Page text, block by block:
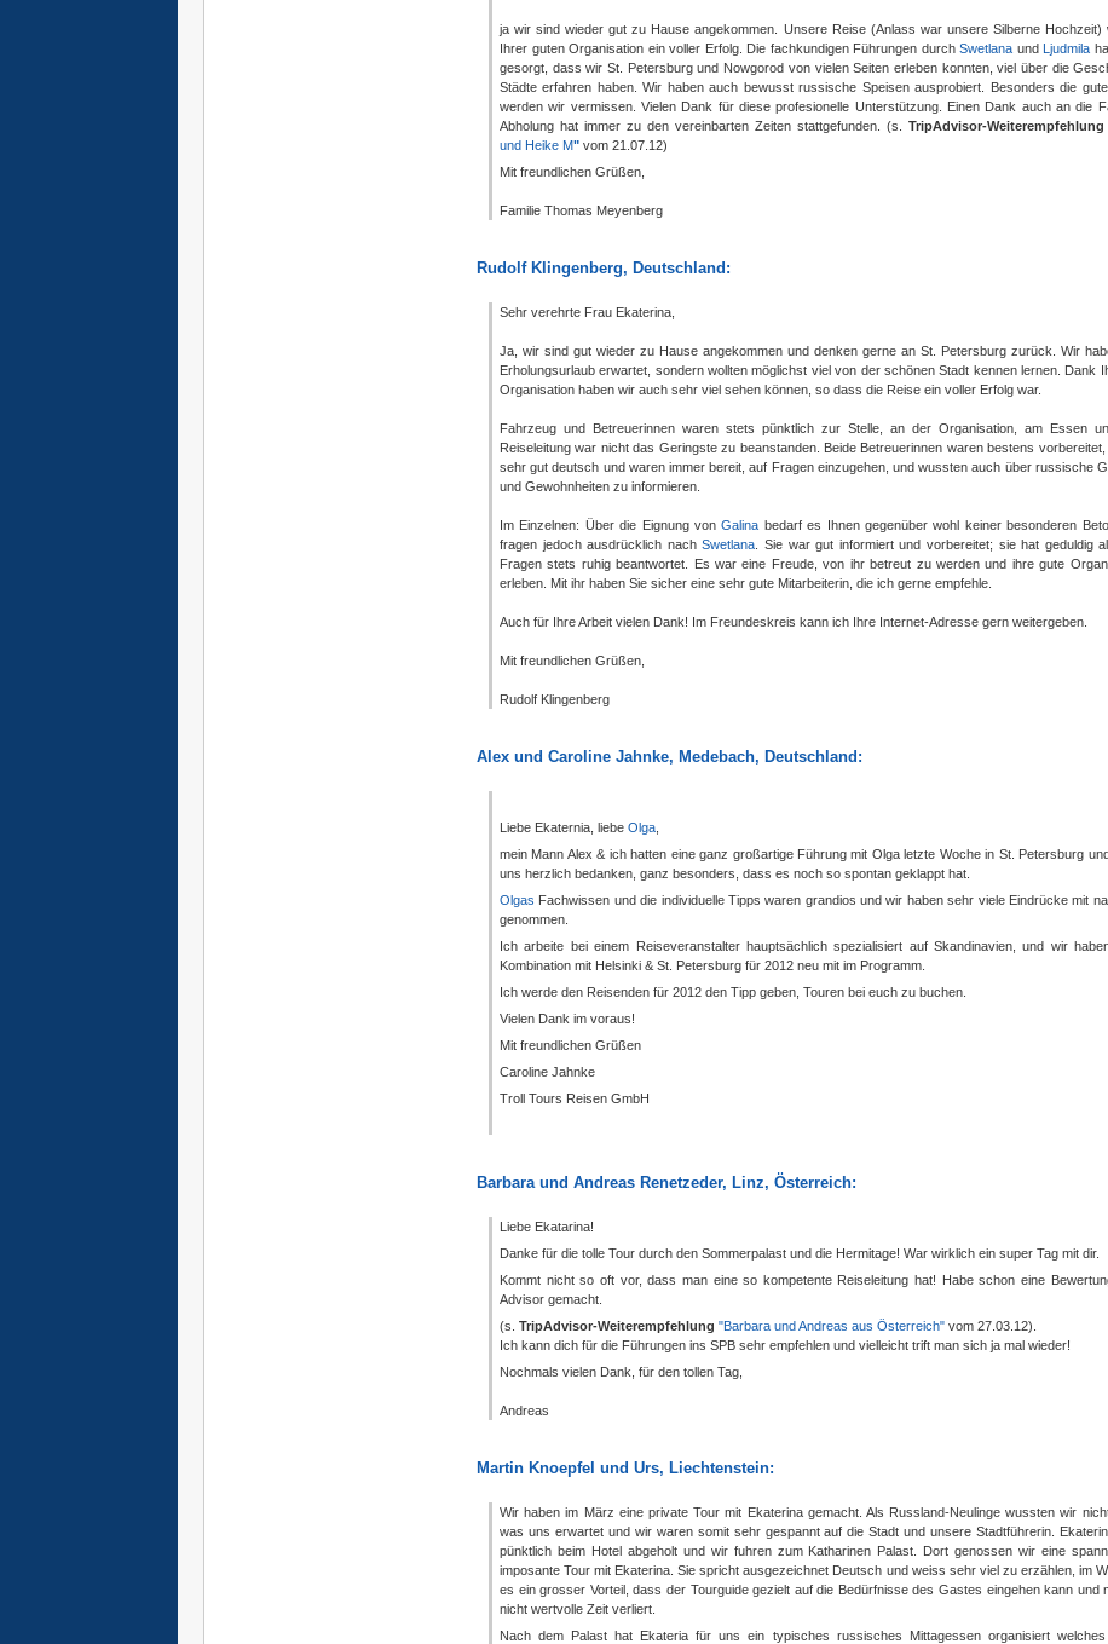
ja wir sind wieder gut zu Hause angekommen. Unsere Reise (Anlass war unsere Silberne Hochzeit)
Ihrer guten Organisation ein voller Erfolg. Die fachkundigen Führungen durch Swetlana und Ljudmila
gesorgt, dass wir St. Petersburg und Nowgorod von vielen Seiten erleben konnten, viel über die
Städte erfahren haben. Wir haben auch bewusst russische Speisen ausprobiert. Besonders die
werden wir vermissen. Vielen Dank für diese profesionelle Unterstützung. Einen Dank auch an die
Abholung hat immer zu den vereinbarten Zeiten stattgefunden. (s. TripAdvisor-Weiterempfehlung
und Heike M" vom 21.07.12)
Mit freundlichen Grüßen,
Familie Thomas Meyenberg
Rudolf Klingenberg, Deutschland:
Sehr verehrte Frau Ekaterina,
Ja, wir sind gut wieder zu Hause angekommen und denken gerne an St. Petersburg zurück. Wir
Erholungsurlaub erwartet, sondern wollten möglichst viel von der schönen Stadt kennen lernen. Dank
Organisation haben wir auch sehr viel sehen können, so dass die Reise ein voller Erfolg war.
Fahrzeug und Betreuerinnen waren stets pünktlich zur Stelle, an der Organisation, am Essen
Reiseleitung war nicht das Geringste zu beanstanden. Beide Betreuerinnen waren bestens
sehr gut deutsch und waren immer bereit, auf Fragen einzugehen, und wussten auch über russische
und Gewohnheiten zu informieren.
Im Einzelnen: Über die Eignung vonGalina bedarf es Ihnen gegenüber wohl keiner besonderen
fragen jedoch ausdrücklich nachSwetlana . Sie war gut informiert und vorbereitet; sie hat geduldig
Fragen stets ruhig beantwortet. Es war eine Freude, von ihr betreut zu werden und ihre gute
erleben. Mit ihr haben Sie sicher eine sehr gute Mitarbeiterin, die ich gerne empfehle.
Auch für Ihre Arbeit vielen Dank! Im Freundeskreis kann ich Ihre Internet-Adresse gern weitergeben.
Mit freundlichen Grüßen,
Rudolf Klingenberg
Alex und Caroline Jahnke, Medebach, Deutschland :
Liebe Ekaternia, liebe Olga
mein Mann Alex & ich hatten eine ganz großartige Führung mit Olga letzte Woche in St. Petersburg
uns herzlich bedanken, ganz besonders, dass es noch so spontan geklappt hat.
Olgas Fachwissen und die individuelle Tipps waren grandios und wir haben sehr viele Eindrücke mit
genommen.
Ich arbeite bei einem Reiseveranstalter hauptsächlich spezialisiert auf Skandinavien, und wir
Kombination mit Helsinki & St. Petersburg für 2012 neu mit im Programm.
Ich werde den Reisenden für 2012 den Tipp geben, Touren bei euch zu buchen.
Vielen Dank im voraus!
Mit freundlichen Grüßen
Caroline Jahnke
Troll Tours Reisen GmbH
Barbara und Andreas Renetzeder, Linz, Österreich:
Liebe Ekatarina!
Danke für die tolle Tour durch den Sommerpalast und die Hermitage! War wirklich ein super Tag mit dir.
Kommt nicht so oft vor, dass man eine so kompetente Reiseleitung hat! Habe schon eine
Advisor gemacht.
(s. TripAdvisor-Weiterempfehlung "Barbara und Andreas aus Österreich" vom 27.03.12).
Ich kann dich für die Führungen ins SPB sehr empfehlen und vielleicht trift man sich ja mal wieder!
Nochmals vielen Dank, für den tollen Tag,
Andreas
Martin Knoepfel und Urs, Liechtenstein:
Wir haben im März eine private Tour mit Ekaterina gemacht. Als Russland-Neulinge wussten wir
was uns erwartet und wir waren somit sehr gespannt auf die Stadt und unsere Stadtführerin.
pünktlich beim Hotel abgeholt und wir fuhren zum Katharinen Palast. Dort genossen wir eine
imposante Tour mit Ekaterina. Sie spricht ausgezeichnet Deutsch und weiss sehr viel zu erzählen, im
es ein grosser Vorteil, dass der Tourguide gezielt auf die Bedürfnisse des Gastes eingehen kann und
nicht wertvolle Zeit verliert.
Nach dem Palast hat Ekateria für uns ein typisches russisches Mittagessen organisiert